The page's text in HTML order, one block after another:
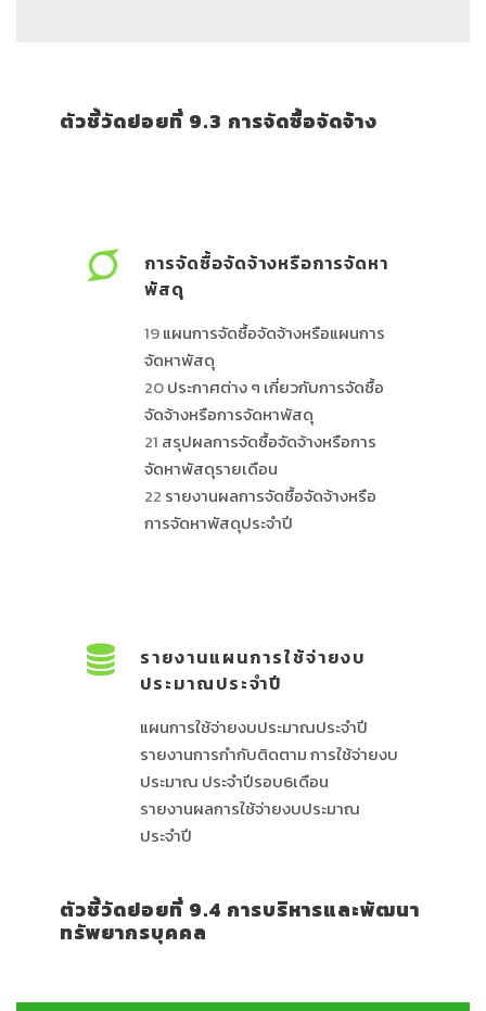
ตัวชี้วัดย่อยที่ 9.3 การจัดซื้อจัดจ้าง
การจัดซื้อจัดจ้างหรือการจัดหา
พัสดุ
19แผนการจัดซื้อจัดจ้างหรือแผนการ
จัดหาพัสดุ
20ประกาศต่าง ๆ เกี่ยวกับการจัดซื้อ
จัดจ้างหรือการจัดหาพัสดุ
21 สรุปผลการจัดซื้อจัดจ้างหรือการ
จัดหาพัสดุรายเดือน
22 รายงานผลการจัดซื้อจัดจ้างหรือ
การจัดหาพัสดุประจำปี
รายงานแผนการใช้จ่ายงบ
ประมาณประจำปี
แผนการใช้จ่ายงบประมาณประจำปี
รายงานการกำกับติดตาม การใช้จ่ายงบ
ประมาณ ประจำปีรอบ6เดือน
รายงานผลการใช้จ่ายงบประมาณ
ประจำปี
ตัวชี้วัดย่อยที่ 9.4 การบริหารและพัฒนา
ทรัพยากรบุคคล